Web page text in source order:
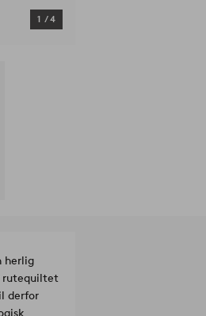
1 /4
herlig
rutequiltet
derfor